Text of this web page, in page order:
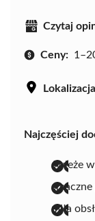
Czytaj
Ceny:
Najczęściej
świeże
miła